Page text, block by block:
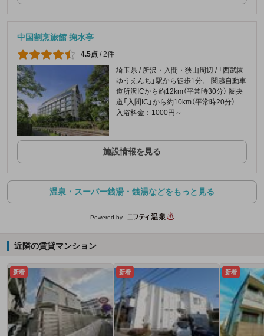
中国割烹旅館 掬水亭
4.5点 /2件
埼玉県 / 所沢・入間・狭山周辺 / 「西武園
ゆうえんち」駅から徒歩1分。 関越自動車
道所沢ICから約12km（平常時30分） 圏央
道「入間IC」から約10km（平常時20分）
入浴料金：1000円～
施設情報を見る
温泉・スーパー銭湯・銭湯などをもっと見る
Powered by
近隣の賃貸マンション
新着 新着 新着